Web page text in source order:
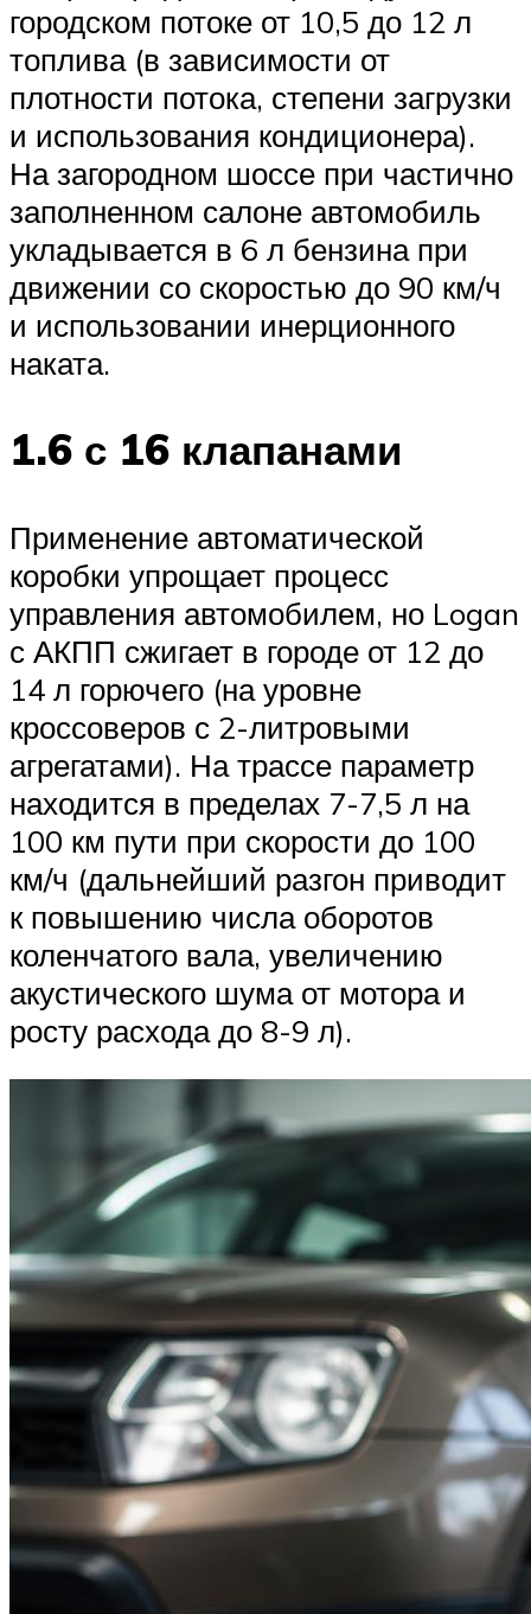
городском потоке от 10,5 до 12 л
топлива (в зависимости от
плотности потока, степени загрузки
и использования кондиционера).
На загородном шоссе при частично
заполненном салоне автомобиль
укладывается в 6 л бензина при
движении со скоростью до 90 км/ч
и использовании инерционного
наката.
1.6 с 16 клапанами
Применение автоматической
коробки упрощает процесс
управления автомобилем, но Logan
с АКПП сжигает в городе от 12 до
14 л горючего (на уровне
кроссоверов с 2-литровыми
агрегатами). На трассе параметр
находится в пределах 7-7,5 л на
100 км пути при скорости до 100
км/ч (дальнейший разгон приводит
к повышению числа оборотов
коленчатого вала, увеличению
акустического шума от мотора и
росту расхода до 8-9 л).